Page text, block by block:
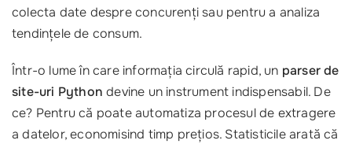
colecta date despre concurenți sau pentru a analiza
tendințele de consum.
Într-o lume în care informația circulă rapid, un parser de
site-uri Python devine un instrument indispensabil. De
ce? Pentru că poate automatiza procesul de extragere
a datelor, economisind timp prețios. Statisticile arată că